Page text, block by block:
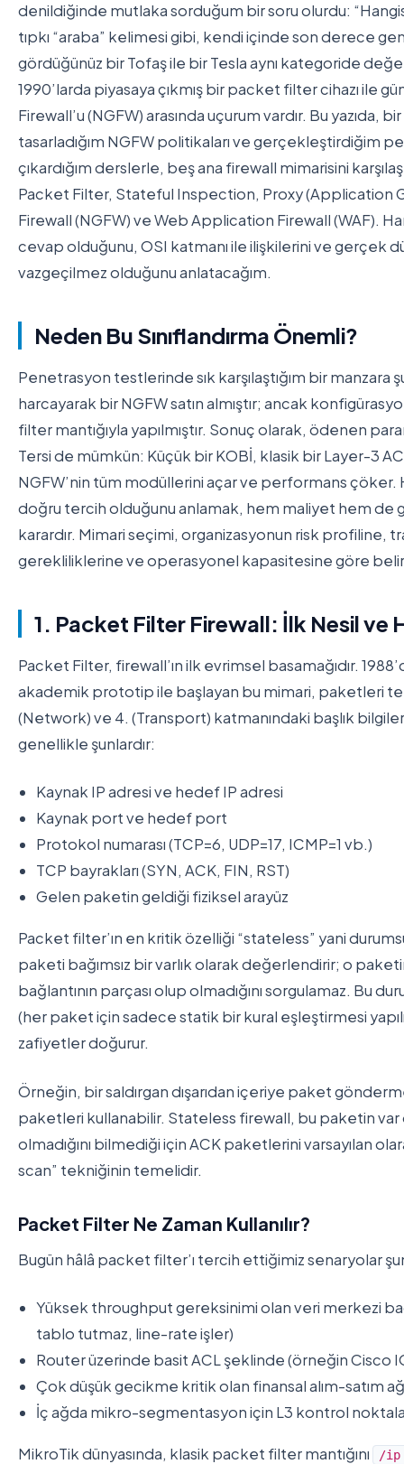
denildiğinde mutlaka sorduğum bir soru olurdu:
tıpkı “araba” kelimesi gibi, kendi içinde son derece
gördüğünüz bir Tofaş ile bir Tesla aynı kategoride
1990’larda piyasaya çıkmış bir packet filter cihazı ile
Firewall’u (NGFW) arasında uçurum vardır. Bu yazıda,
tasarladığım NGFW politikaları ve gerçekleştirdiğim
çıkardığım derslerle, beş ana firewall mimarisini
Packet Filter, Stateful Inspection, Proxy (Application
Firewall (NGFW) ve Web Application Firewall (WAF).
cevap olduğunu, OSI katmanı ile ilişkilerini ve gerçek
vazgeçilmez olduğunu anlatacağım.
Neden Bu Sınıflandırma Önemli?
Penetrasyon testlerinde sık karşılaştığım bir
harcayarak bir NGFW satın almıştır; ancak
filter mantığıyla yapılmıştır. Sonuç olarak, ödenen
Tersi de mümkün: Küçük bir KOBİ, klasik bir Layer-3
NGFW’nin tüm modüllerini açar ve performans çöker.
doğru tercih olduğunu anlamak, hem maliyet hem de
karardır. Mimari seçimi, organizasyonun risk profiline,
gerekliliklerine ve operasyonel kapasitesine göre
1. Packet Filter Firewall: İlk Nesil ve
Packet Filter, firewall’ın ilk evrimsel basamağıdır.
akademik prototip ile başlayan bu mimari, paketleri
(Network) ve 4. (Transport) katmanındaki başlık
genellikle şunlardır:
Kaynak IP adresi ve hedef IP adresi
Kaynak port ve hedef port
Protokol numarası (TCP=6, UDP=17, ICMP=1 vb.)
TCP bayrakları (SYN, ACK, FIN, RST)
Gelen paketin geldiği fiziksel arayüz
Packet filter’ın en kritik özelliği “stateless” yani
paketi bağımsız bir varlık olarak değerlendirir; o
bağlantının parçası olup olmadığını sorgulamaz. Bu
(her paket için sadece statik bir kural eşleştirmesi
zafiyetler doğurur.
Örneğin, bir saldırgan dışarıdan içeriye paket
paketleri kullanabilir. Stateless firewall, bu paketin var
olmadığını bilmediği için ACK paketlerini varsayılan
scan” tekniğinin temelidir.
Packet Filter Ne Zaman Kullanılır?
Bugün hâlâ packet filter’ı tercih ettiğimiz senaryolar
Yüksek throughput gereksinimi olan veri merkezi
tablo tutmaz, line-rate işler)
Router üzerinde basit ACL şeklinde (örneğin Cisco
Çok düşük gecikme kritik olan finansal alım-satım
İç ağda mikro-segmentasyon için L3 kontrol
MikroTik dünyasında, klasik packet filter mantığını
/